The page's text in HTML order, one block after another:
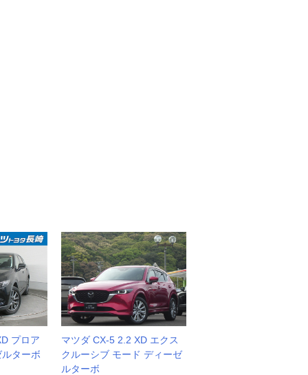
プロア
ターボ
マツダ CX-5 2.2 XD エクス
クルーシブ モード ディーゼ
ルターボ